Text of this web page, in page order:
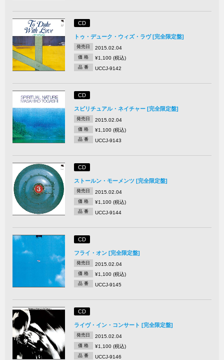
CD
トゥ・デューク・ウィズ・ラヴ [完全限定盤]
発売日 2015.02.04
価 格 ¥1,100 (税込)
品 番 UCCJ-9142
CD
スピリチュアル・ネイチャー [完全限定盤]
発売日 2015.02.04
価 格 ¥1,100 (税込)
品 番 UCCJ-9143
CD
ストールン・モーメンツ [完全限定盤]
発売日 2015.02.04
価 格 ¥1,100 (税込)
品 番 UCCJ-9144
CD
フライ・オン [完全限定盤]
発売日 2015.02.04
価 格 ¥1,100 (税込)
品 番 UCCJ-9145
CD
ライヴ・イン・コンサート [完全限定盤]
発売日 2015.02.04
価 格 ¥1,100 (税込)
品 番 UCCJ-9146